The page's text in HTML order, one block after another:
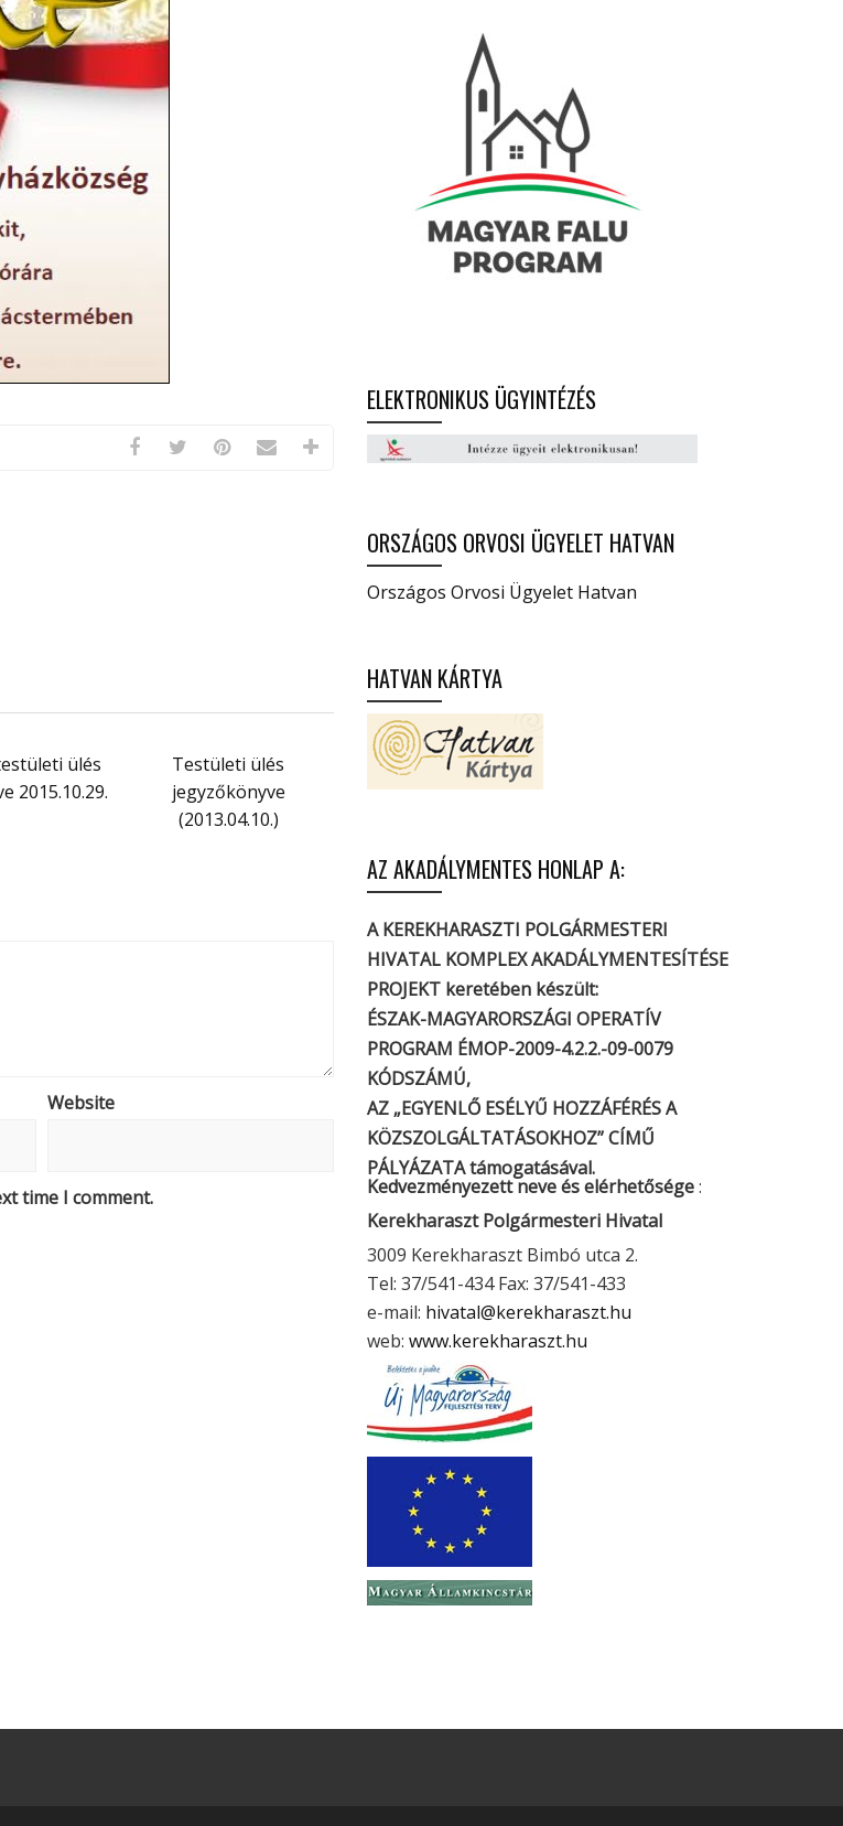
ülés
2015.10.29.
Testületi ülés
jegyzőkönyve
(2013.04.10.)
Website
time I comment.
ELEKTRONIKUS ÜGYINTÉZÉS
ORSZÁGOS ORVOSI ÜGYELET HATVAN
Országos Orvosi Ügyelet Hatvan
HATVAN KÁRTYA
AZ AKADÁLYMENTES HONLAP A:
A KEREKHARASZTI POLGÁRMESTERI
HIVATAL KOMPLEX AKADÁLYMENTESÍTÉSE
PROJEKT keretében készült:
ÉSZAK-MAGYARORSZÁGI OPERATÍV
PROGRAM ÉMOP-2009-4.2.2.-09-0079
KÓDSZÁMÚ,
AZ „EGYENLŐ ESÉLYŰ HOZZÁFÉRÉS A
KÖZSZOLGÁLTATÁSOKHOZ” CÍMŰ
PÁLYÁZATA támogatásával.
Kedvezményezett neve és elérhetősége:
Kerekharaszt Polgármesteri Hivatal
3009 Kerekharaszt Bimbó utca 2.
Tel: 37/541-434 Fax: 37/541-433
e-mail: hivatal@kerekharaszt.hu
web: www.kerekharaszt.hu